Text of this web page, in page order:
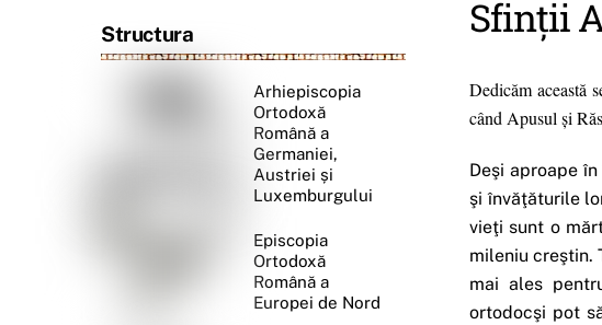
Sfinții
Dedicăm această
când Apusul şi
Deşi aproape
şi învăţăturile
vieţi sunt o
mileniu creştin.
mai ales
ortodocşi pot
Structura
Arhiepiscopia
Ortodoxă
Română a
Germaniei,
Austriei și
Luxemburgului
Episcopia
Ortodoxă
Română a
Europei de Nord